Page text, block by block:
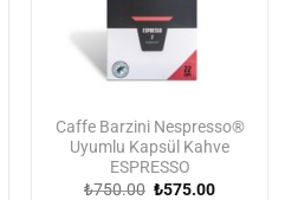
Caffe Barzini Nespresso®
Uyumlu Kapsül Kahve
ESPRESSO
₺750.00 Orijinal
₺575.00Şu